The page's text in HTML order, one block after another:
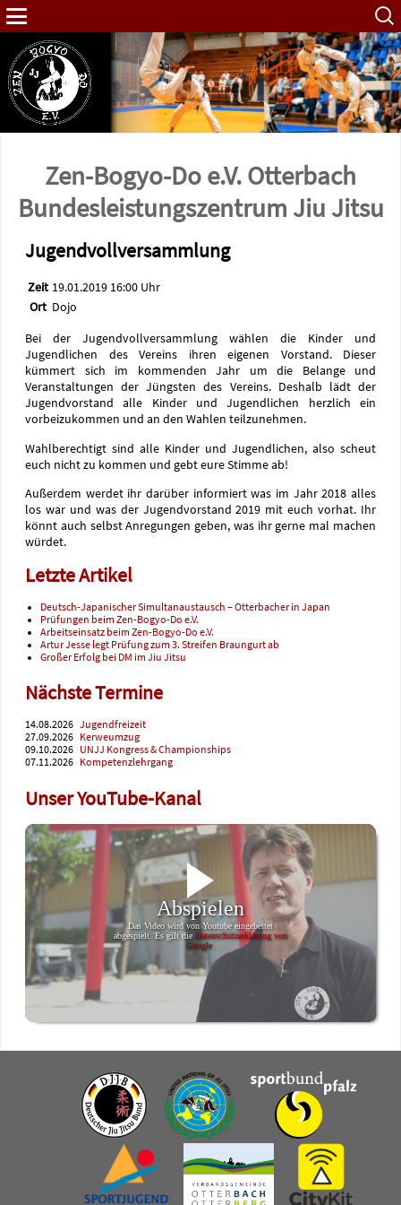
Suche
nach:
Zen-Bogyo-Do e.V. Otterbach
Bundes­leistungs­zentrum Jiu Jitsu
Jugendvollversammlung
Zeit 19.01.2019 16:00 Uhr
Ort Dojo
Bei der Jugendvollversammlung wählen die Kinder und
Jugendlichen des Vereins ihren eigenen Vorstand. Dieser
kümmert sich im kommenden Jahr um die Belange und
Veranstaltungen der Jüngsten des Vereins. Deshalb lädt der
Jugendvorstand alle Kinder und Jugendlichen herzlich ein
vorbeizukommen und an den Wahlen teilzunehmen.
Wahlberechtigt sind alle Kinder und Jugendlichen, also scheut
euch nicht zu kommen und gebt eure Stimme ab!
Außerdem werdet ihr darüber informiert was im Jahr 2018 alles
los war und was der Jugendvorstand 2019 mit euch vorhat. Ihr
könnt auch selbst Anregungen geben, was ihr gerne mal machen
würdet.
Letzte Artikel
Deutsch-Japanischer Simultanaustausch – Otterbacher in Japan
Prüfungen beim Zen-Bogyo-Do e.V.
Arbeitseinsatz beim Zen-Bogyo-Do e.V.
Artur Jesse legt Prüfung zum 3. Streifen Braungurt ab
Großer Erfolg bei DM im Jiu Jitsu
Nächste Termine
14.08.2026 Jugendfreizeit
27.09.2026 Kerweumzug
09.10.2026 UNJJ Kongress & Championships
07.11.2026 Kompetenzlehrgang
Unser YouTube-Kanal